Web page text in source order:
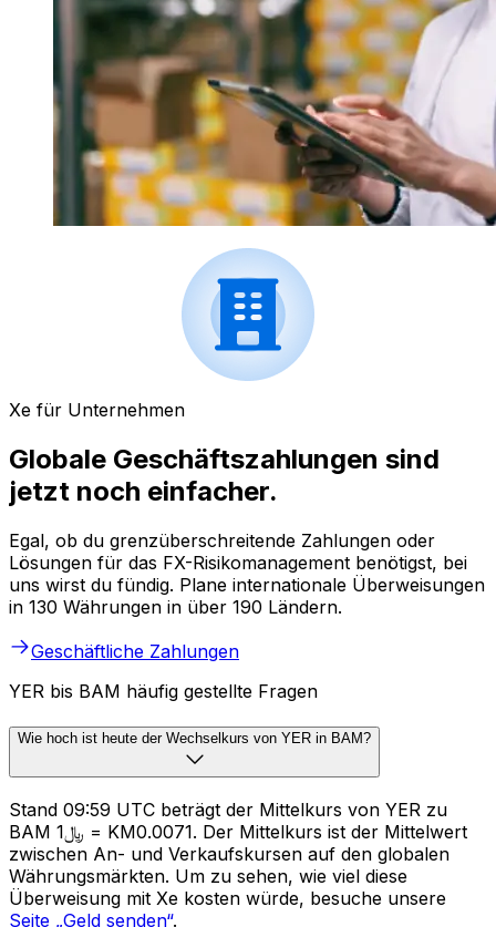
Xe für Unternehmen
Globale Geschäftszahlungen sind
jetzt noch einfacher.
Egal, ob du grenzüberschreitende Zahlungen oder
Lösungen für das FX-Risikomanagement benötigst, bei
uns wirst du fündig. Plane internationale Überweisungen
in 130 Währungen in über 190 Ländern.
Geschäftliche Zahlungen
YER bis BAM häufig gestellte Fragen
Wie hoch ist heute der Wechselkurs von YER in BAM?
Stand 09:59 UTC beträgt der Mittelkurs von YER zu
BAM ﷼1 = KM0.0071. Der Mittelkurs ist der Mittelwert
zwischen An- und Verkaufskursen auf den globalen
Währungsmärkten. Um zu sehen, wie viel diese
Überweisung mit Xe kosten würde, besuche unsere
Seite „Geld senden“.